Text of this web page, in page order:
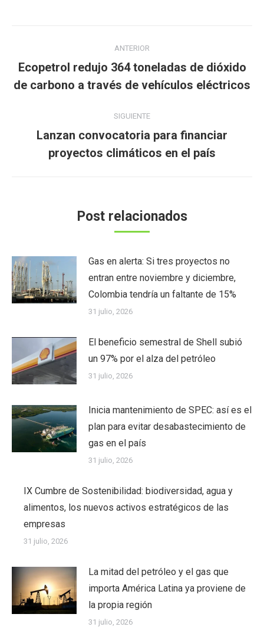
entre
publicaciones
ANTERIOR
Publicación
anterior:
Ecopetrol redujo 364 toneladas de dióxido
de carbono a través de vehículos eléctricos
SIGUIENTE
Publicación
siguiente:
Lanzan convocatoria para financiar
proyectos climáticos en el país
Post relacionados
Gas en alerta: Si tres proyectos no
entran entre noviembre y diciembre,
Colombia tendría un faltante de 15%
31 julio, 2026
El beneficio semestral de Shell subió
un 97% por el alza del petróleo
31 julio, 2026
Inicia mantenimiento de SPEC: así es el
plan para evitar desabastecimiento de
gas en el país
31 julio, 2026
IX Cumbre de Sostenibilidad: biodiversidad, agua y
alimentos, los nuevos activos estratégicos de las
empresas
31 julio, 2026
La mitad del petróleo y el gas que
importa América Latina ya proviene de
la propia región
31 julio, 2026